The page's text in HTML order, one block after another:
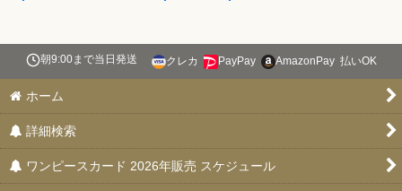
朝9:00まで当日発送 クレカ PayPay AmazonPay 払いOK
ホーム
詳細検索
ワンピースカード 2026年販売 スケジュール